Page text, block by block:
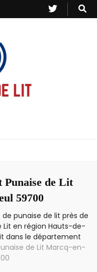
Punaise de Lit
59700
punaise de lit près de
Lit en région Hauts-de-
dans le département
de Lit Marcq-en-